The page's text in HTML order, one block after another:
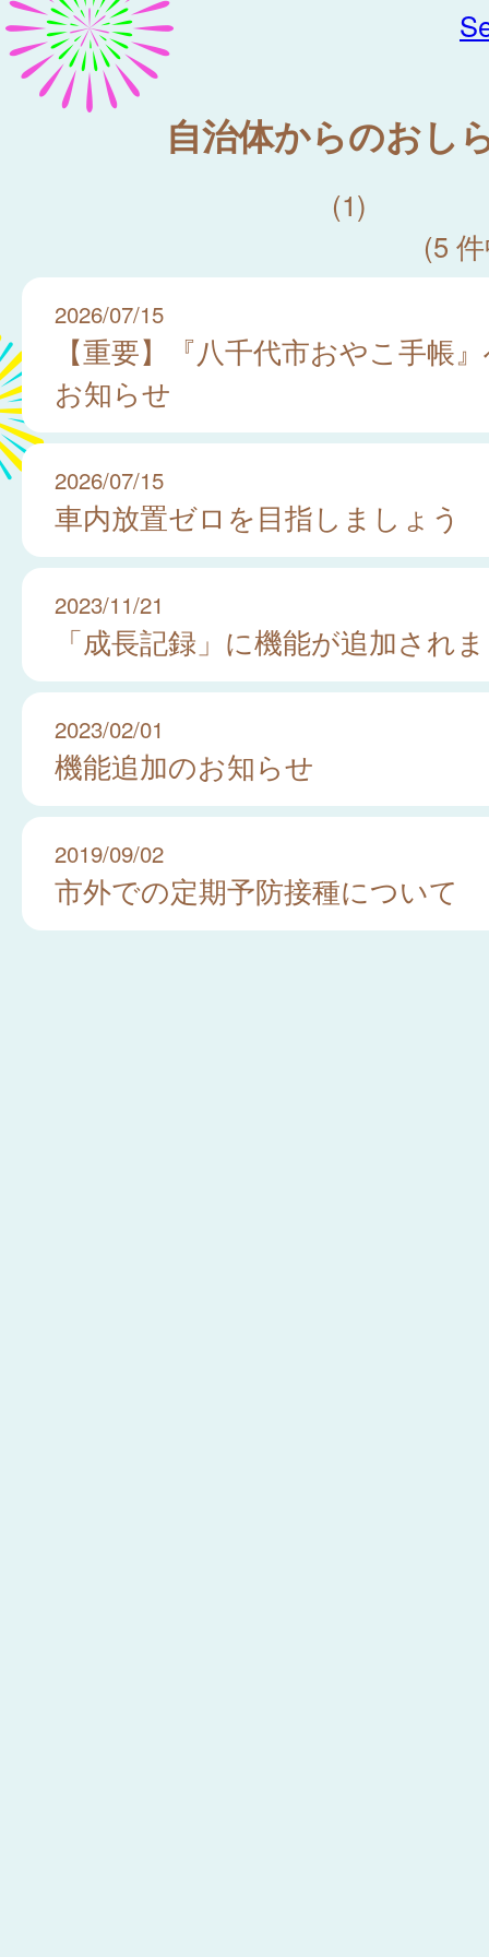
自治体からのおし
(1)
(5
2026/07/15
【重要】『八千代市おやこ手帳
お知らせ
2026/07/15
車内放置ゼロを目指しましょう
2023/11/21
「成長記録」に機能が追加され
2023/02/01
機能追加のお知らせ
2019/09/02
市外での定期予防接種について